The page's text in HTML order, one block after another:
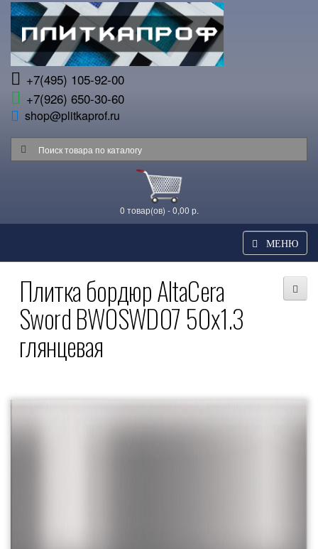
+7(495) 105-92-00
+7(926) 650-30-60
shop@plitkaprof.ru
0 товар(ов) - 0,00 р.
МЕНЮ
Плитка бордюр AltaCera
Sword BW0SWD07 50x1.3
глянцевая